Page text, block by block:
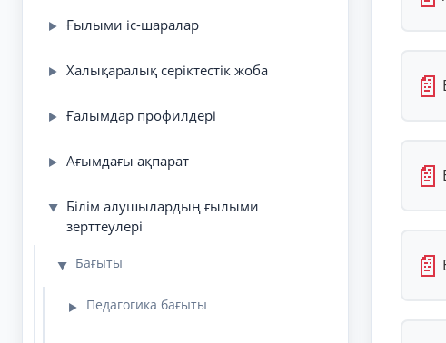
▶ Ғылыми іс-шаралар
▶ Халықаралық серіктестік жоба
▶ Ғалымдар профилдері
▶ Ағымдағы ақпарат
▼
Білім алушылардың ғылыми
зерттеулері
▼ Бағыты
▶ Педагогика бағыты
📄
📄
📄